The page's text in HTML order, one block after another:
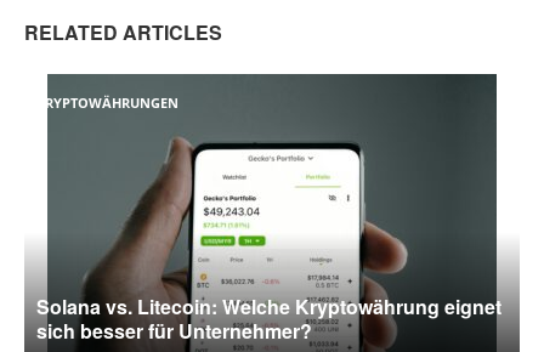
RELATED ARTICLES
KRYPTOWÄHRUNGEN
Solana vs. Litecoin: Welche Kryptowährung eignet
sich besser für Unternehmer?